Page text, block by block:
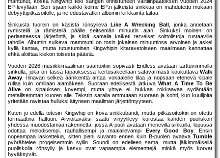
mahtunut, koska Kingwhip teki sangen onnistuneen välitilinpäätöksen vuoden 2024
EP-levyllään. Sen sijaan kaikki kolme EP:n jälkeistä sinkkua on mahdutettu mukaan
debyyttipitkäsoitolle, ja ne edustavatkin albumin kirkkainta laitaa.
Sinkuista tuorein on käsistä rönsyilevä
Like A Wrecking Ball , jonka annetaan
rymistellä ja rämistellä päälle seitsemän minuutin ajan. Sinkuksi moinen on
periaatteessa järjetöntä, ja siinä samalla kaiketi terveiset soittolistoja rustaaville
tahoille. Albumin sulkeva mammutti on tosin jokaisen minuuttinsa arvoinen ja askel
kyllä kantaa, mutta tutustuminen Kingwhipin kitaravetoiseen maailmaan kannattaa
ehkä aloittaa kiekon toisesta päästä.
Vuoden 2026 musiikkimaailman sääntöihin sopivasti Endless avataan tarttuvimmalla
sinkulla, joka on tässä tapauksessa kertosäkeellään satavarmasti koukuttava Walk
Away. Ilmavan selkeä äänikenttä antaa vokaaleille tilaa ja nopsaan etenevä kipale
rullaa kuin omillaan alamäkeen. Suoraan edellisestä jatkuvaWhat A Time To Be
Alive on sipauksen kovempi, mutta yhtye ei hukkaa rokkaavaa sydäntään
metallisemman kuoren alle. Tekstin saralla ammutaan suoraan ja kohti, kun kuulijoita
yritetään ravistaa hulluksi äityneen maailman järjettömyyteen.
Kuten jo edellä totesin Kingwhip on kova sinkkubändi, mutta pitkäsoittokin on otettu
formaattina haltuun. Arvioitavaksi saatu vinyylilevy korostaa kahden puoliskon
yhdessä muodostamaa rakennetta, jossa A-puoli avataan menevillä sinkuilla, lopussa
odottaa melodisempi, rauhallisempi ja maalailevampi
Every Good Boy. Ensin
nopeampaa laskettelua, sitten pieni suvanto ennen kuin B-puolen avaava Tumble
pyörähtelee progeisemmin syliin. Soundi on edelleen sama, mutta jälkimmäisellä
puoliskolla rönsyily ja kasvu ovat vapaampia elementtejä, minkä myös korvat
hyväksyvät.